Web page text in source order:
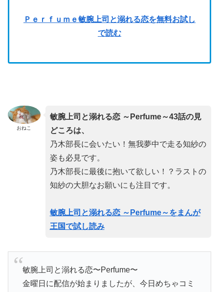
Ｐｅｒｆｕｍｅ敏腕上司と溺れる恋を無料お試し
で読む
おねこ
敏腕上司と溺れる恋 ～Perfume～43話の見
どころは、
乃木部長に会いたい！無我夢中で走る知紗の
姿も必見です。
乃木部長に最後に抱いて欲しい！？ラストの
知紗の大胆なお願いにも注目です。
敏腕上司と溺れる恋 ～Perfume～をまんが
王国で試し読み
敏腕上司と溺れる恋〜Perfume〜
金曜日に配信が始まりましたが、今日めちゃコミ